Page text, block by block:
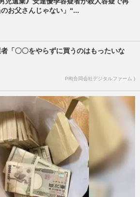
お父さんじゃない」“...
「〇〇をやらずに買うのはもったいな
PR(合同会社デジタルファーム )